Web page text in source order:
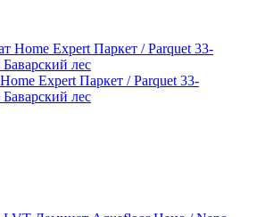
Expert Паркет / Parquet 33-
лес